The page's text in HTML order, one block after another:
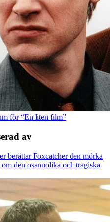
för “En liten film”
av
berättar Foxcatcher den mörka
den osannolika och tragiska